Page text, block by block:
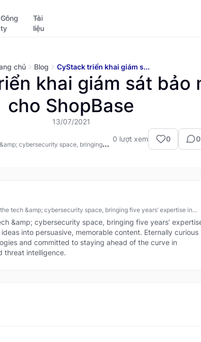
Công
ty
Tài
liệu
chủ Blog CyStack triển khai giám s...
khai giám sát bảo
cho ShopBase
13/07/2021
cybersecurity space, bringing
complex ideas into persuasive,
curious about new technologies
0 lượt xem 0 0
tech &amp; cybersecurity space, bringing five years’ expertise in
ideas into persuasive, memorable content. Eternally curious about
and committed to staying ahead of the curve in security trends
&amp; cybersecurity space, bringing five years’
into persuasive, memorable content. Eternally curious
and committed to staying ahead of the curve in
threat intelligence.